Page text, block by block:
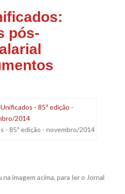
pós-
- 85ª edição - novembro/2014
na imagem acima, para ler o Jornal